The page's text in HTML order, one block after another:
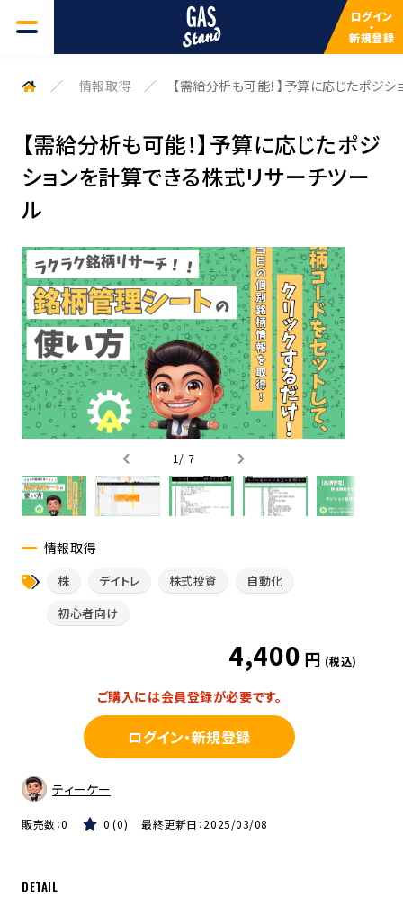
ログイン
・
新規登録
GAS一覧
よくある質問
サービスについて検索キーワードを入力してください
検索
情報取得 【需給分析も可能！】予算に応じたポジ
【需給分析も可能！】予算に応じたポジ
ションを計算できる株式リサーチツー
ル
1 / 7
情報取得
株 デイトレ 株式投資
自動化
初心者向け
4,400 円 (税込)
ご購入には会員登録が必要です。
ログイン・新規登録
ティーケー
販売数：0 0 0 最終更新日：2025/03/08
DETAIL